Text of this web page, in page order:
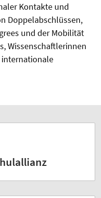
Kontakte und
Doppelabschlüssen,
und der Mobilität
Wissenschaftlerinnen
internationale